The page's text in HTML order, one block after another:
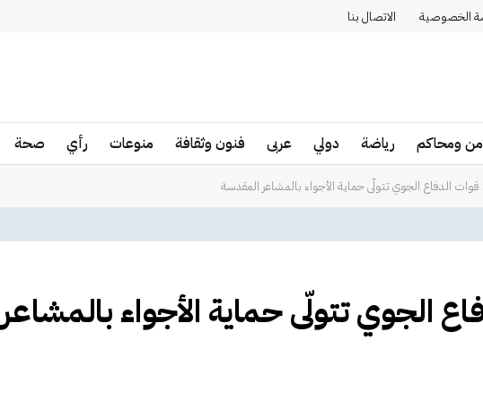
الخصوصية الاتصال بنا
ومحاكم رياضة دولي عربى فنون وثقافة منوعات رأي صحة
الدفاع الجوي تتولّى حماية الأجواء بالمشاعر المقدسة
الجوي تتولّى حماية الأجواء بالمشاعر